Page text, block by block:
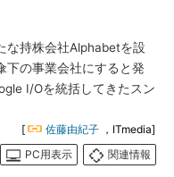
な持株会社Alphabetを設
下の事業会社にすると発
I/Oを統括してきたスン
[ 佐藤由紀子 ，ITmedia]
PC用表示
関連情報